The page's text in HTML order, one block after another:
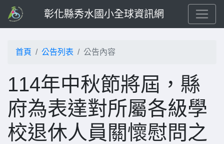
彰化縣秀水國小全球資訊網
首頁 公告列表 公告內容
114年中秋節將屆，縣
府為表達對所屬各級學
校退休人員關懷慰問之